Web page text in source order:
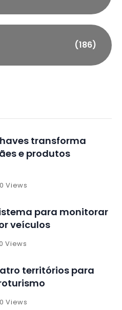
(186)
transforma
e produtos
Views
para monitorar
veículos
Views
territórios para
Views